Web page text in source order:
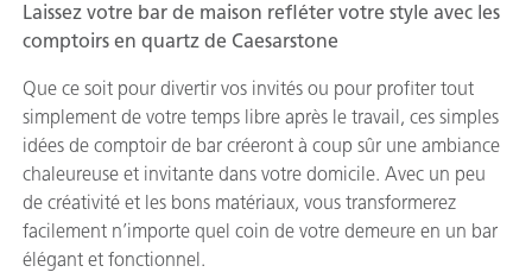
Laissez votre bar de maison refléter votre style avec les
comptoirs en quartz de Caesarstone
Que ce soit pour divertir vos invités ou pour profiter tout
simplement de votre temps libre après le travail, ces simples
idées de comptoir de bar créeront à coup sûr une ambiance
chaleureuse et invitante dans votre domicile. Avec un peu
de créativité et les bons matériaux, vous transformerez
facilement n’importe quel coin de votre demeure en un bar
élégant et fonctionnel.